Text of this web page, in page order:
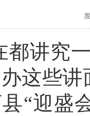
都讲究
这些
“迎盛